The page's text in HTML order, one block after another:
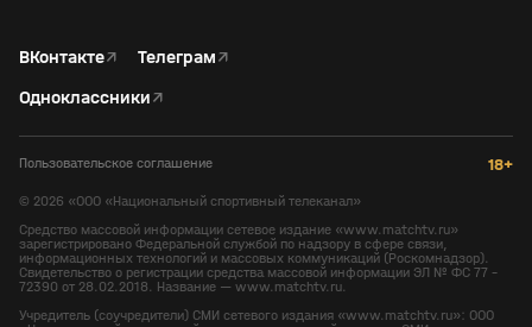
ВКонтакте↗ Телеграм↗
Одноклассники↗
Пользовательское соглашение 18+
© 2026 «ООО «Национальный спортивный телеканал»
Средство массовой информации сетевое издание «www.matchtv.ru»
зарегистрировано Федеральной службой по надзору в сфере связи,
информационных технологий и массовых коммуникаций (Роскомнадзор).
Свидетельство о регистрации средства массовой информации ЭЛ № ФС 77 -
72390 от 28.02.2018. Название — www.matchtv.ru.
Учредитель (соучредители) СМИ сетевого издания «www.matchtv.ru»: ООО